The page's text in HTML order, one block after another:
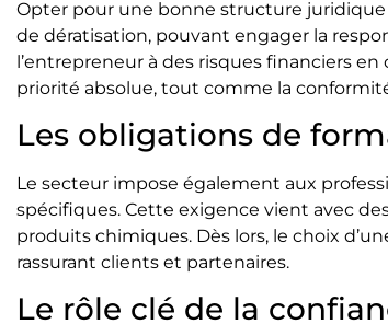
Opter pour une bonne structure
de dératisation, pouvant engager la
l’entrepreneur à des risques financiers
priorité absolue, tout comme la
Les obligations de
Le secteur impose également aux
spécifiques. Cette exigence vient avec
produits chimiques. Dès lors, le choix
rassurant clients et partenaires.
Le rôle clé de la